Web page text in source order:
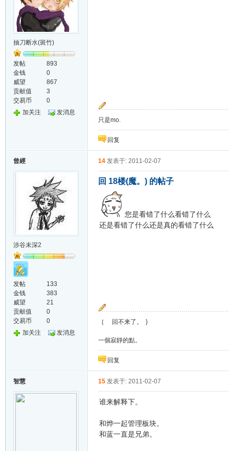
抽刀断水(斑竹)
发帖
893
金钱
0
威望
867
贡献值
3
交易币
0
加关注
发消息
只是mo.
回复
曾經
涉谷未深2
发帖
133
金钱
383
威望
21
贡献值
0
交易币
0
加关注
发消息
14 发表于: 2011-02-07
回 18楼(魔。) 的帖子
您是看错了什么看错了什么
还是看错了什么还是真的看错了什么
｛ 回不来了。 }
一個寂靜的點。
回复
智慧 15 发表于: 2011-02-07
谁来解释下。
和烨一起管理板块。
和蓝一直是兄弟。